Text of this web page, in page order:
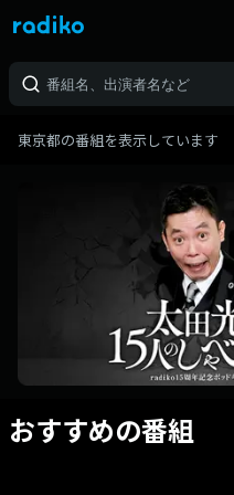
東京都の番組を表示しています
おすすめの番組